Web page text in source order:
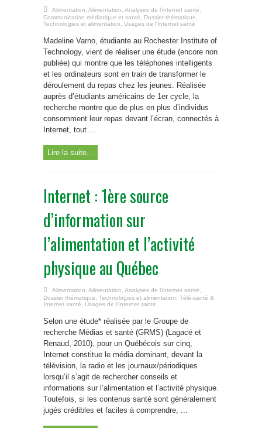
Alimentation Alimentation Analyses de l'internet santé
Communication médiatique et santé
Dossier thématique
Technologies et alimentation
Usages de l'Internet santé
Madeline Varno, étudiante au Rochester Institute of
Technology, vient de réaliser une étude (encore non
publiée) qui montre que les téléphones intelligents
et les ordinateurs sont en train de transformer le
déroulement du repas chez les jeunes. Réalisée
auprès d’étudiants américains de 1er cycle, la
recherche montre que de plus en plus d’individus
consomment leur repas devant l’écran, connectés à
Internet, tout ...
Lire la suite...
Internet : 1ère source
d’information sur
l’alimentation et l’activité
physique au Québec
Alimentation Alimentation Analyses de l'internet santé
Dossier thématique
Technologies et alimentation
Télé-santé &
Internet santé
Usages de l'Internet santé
Selon une étude* réalisée par le Groupe de
recherche Médias et santé (GRMS) (Lagacé et
Renaud, 2010), pour un Québécois sur cinq,
Internet constitue le média dominant, devant la
télévision, la radio et les journaux/périodiques
lorsqu’il s’agit de rechercher conseils et
informations sur l’alimentation et l’activité physique.
Toutefois, si les contenus santé sont généralement
jugés crédibles et faciles à comprendre, ...